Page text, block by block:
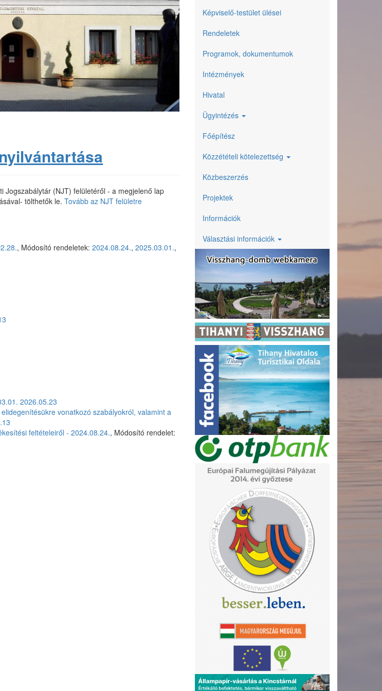
Jogszabálytár (NJT) felületéről - a megjelenő lap
tölthetők le. Tovább az NJT felületre
, Módosító rendeletek: 2024.08.24., 2025.03.01.,
2026.05.23
vonatkozó szabályokról, valamint a
feltételeiről - 2024.08.24., Módosító rendelet:
Képviselő-testület ülései
Rendeletek
Programok, dokumentumok
Intézmények
Hivatal
Ügyintézés
Főépítész
Közzétételi kötelezettség
Közbeszerzés
Projektek
Információk
Választási információk